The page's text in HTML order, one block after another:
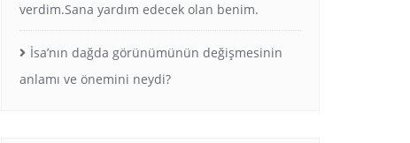
verdim.Sana yardım edecek olan benim.
İsa’nın dağda görünümünün değişmesinin
anlamı ve önemini neydi?